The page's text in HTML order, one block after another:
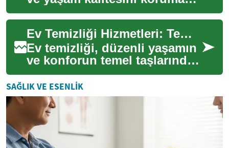
için sık başvurulan
çözümlerdir. Bu makalede ev
temizliği ...
Ev Temizliği Hizmetleri: Temizlikçi ve Hizmet Seçme Rehberi
Ev temizliği, düzenli yaşamın
ve konforun temel taşlarından
biridir. Temizlikçi ile çalışmak;
zaman yönetimi, hijyen ...
SAĞLIK VE ESENLIK